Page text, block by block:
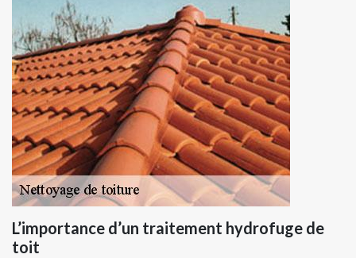
L’importance d’un traitement hydrofuge de
toit